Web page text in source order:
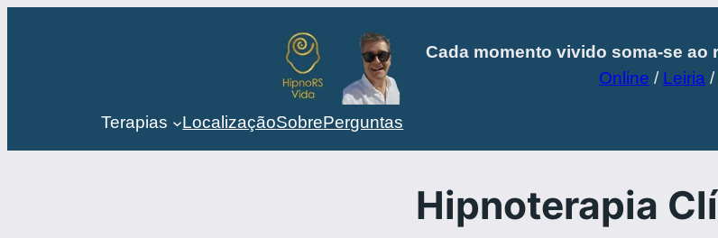
Cada momento vivido soma-se ao
Online / Leiria /
Terapias LocalizaçãoSobrePerguntas
Hipnoterapia